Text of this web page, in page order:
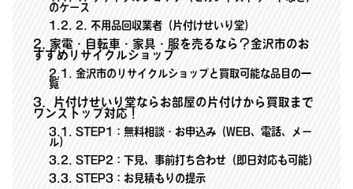
のケース
1.2
2. 不用品回収業者（片付けせいり堂）
2
家電・自転車・家具・服を売るなら？金沢市のお
すすめリサイクルショップ
2.1
金沢市のリサイクルショップと買取可能な品目の一
覧
3
片付けせいり堂ならお部屋の片付けから買取まで
ワンストップ対応！
3.1
STEP1：無料相談・お申込み（WEB、電話、メー
ル）
3.2
STEP2：下見、事前打ち合わせ（即日対応も可能）
3.3
STEP3：お見積もりの提示